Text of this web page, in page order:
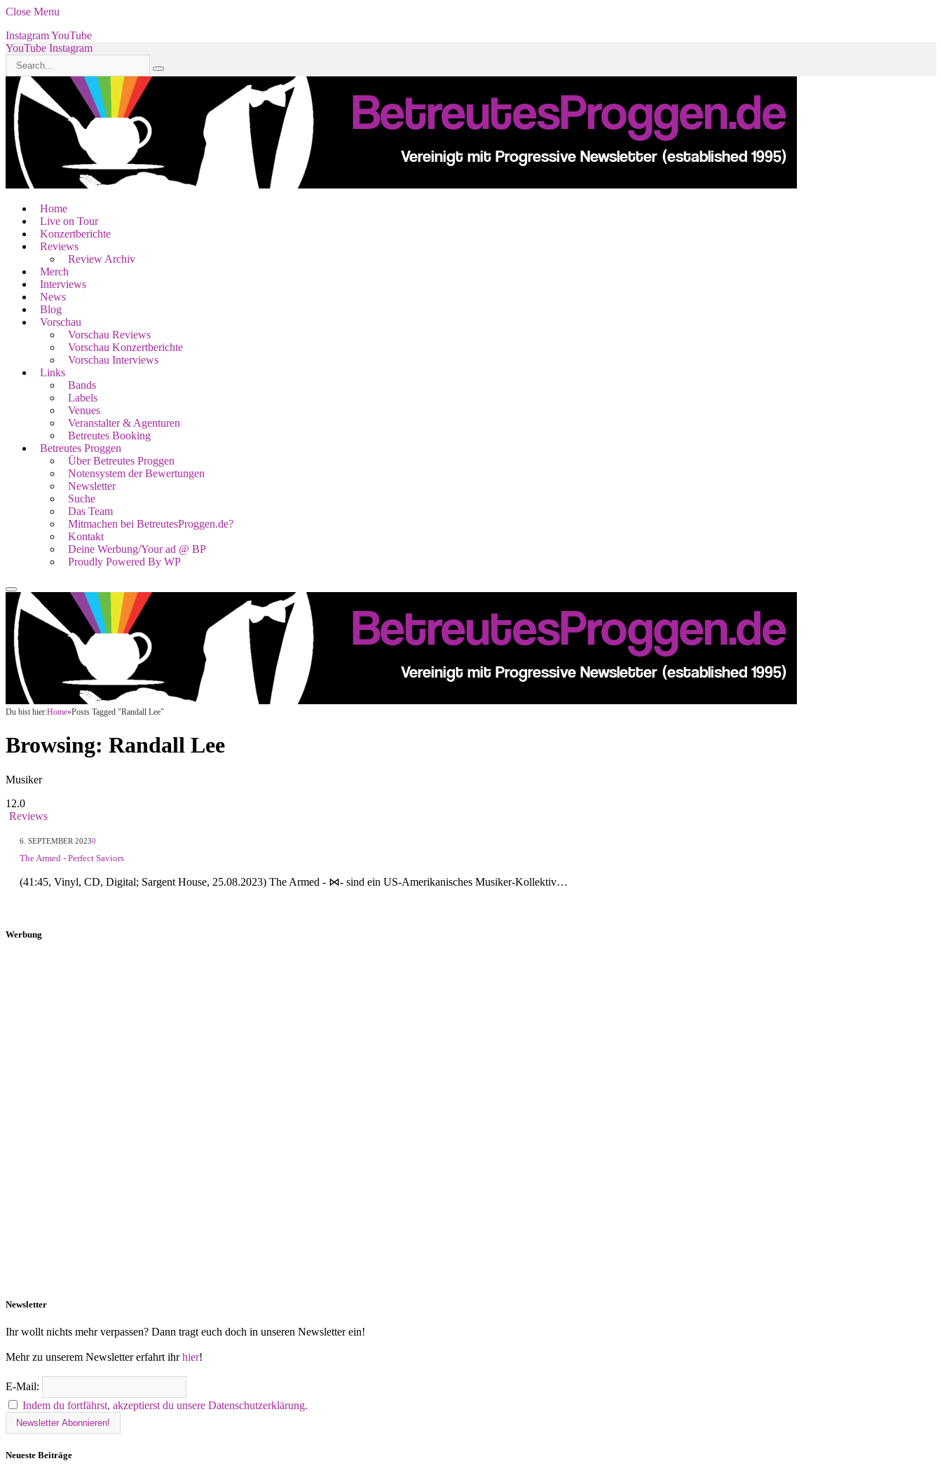
Close Menu
InstagramYouTube
YouTube Instagram
Home
Live on Tour
Konzertberichte
Reviews
Review Archiv
Merch
Interviews
News
Blog
Vorschau
Vorschau Reviews
Vorschau Konzertberichte
Vorschau Interviews
Links
Bands
Labels
Venues
Veranstalter & Agenturen
Betreutes Booking
Betreutes Proggen
Über Betreutes Proggen
Notensystem der Bewertungen
Newsletter
Suche
Das Team
Mitmachen bei BetreutesProggen.de?
Kontakt
Deine Werbung/Your ad @ BP
Proudly Powered By WP
Du bist hier:Home»Posts Tagged "Randall Lee"
Browsing: Randall Lee
Musiker
12.0
Reviews
6. SEPTEMBER 20230
The Armed - Perfect Saviors
(41:45, Vinyl, CD, Digital; Sargent House, 25.08.2023) The Armed - ⋈- sind ein US-Amerikanisches Musiker-Kollektiv…
Werbung
Newsletter
Ihr wollt nichts mehr verpassen? Dann tragt euch doch in unseren Newsletter ein!
Mehr zu unserem Newsletter erfahrt ihrhier!
E-Mail:
Indem du fortfährst, akzeptierst du unsere Datenschutzerklärung.
Neueste Beiträge